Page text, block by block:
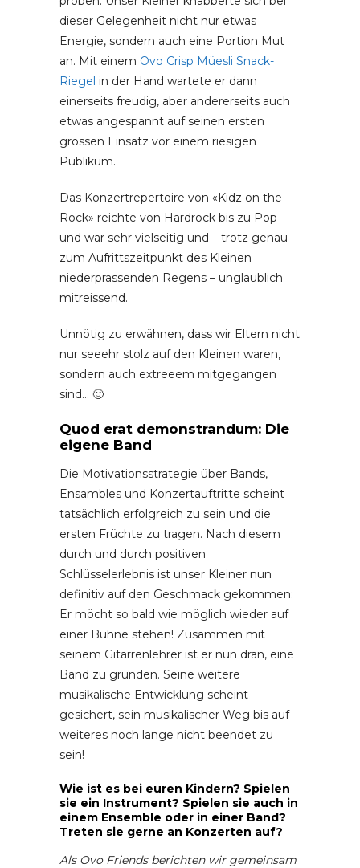
dieser Gelegenheit nicht nur etwas
Energie, sondern auch eine Portion Mut
an. Mit einem Ovo Crisp Müesli Snack-
Riegel in der Hand wartete er dann
einerseits freudig, aber andererseits auch
etwas angespannt auf seinen ersten
grossen Einsatz vor einem riesigen
Publikum.
Das Konzertrepertoire von «Kidz on the
Rock» reichte von Hardrock bis zu Pop
und war sehr vielseitig und – trotz genau
zum Aufrittszeitpunkt des Kleinen
niederprassenden Regens – unglaublich
mitreissend.
Unnötig zu erwähnen, dass wir Eltern nicht
nur seeehr stolz auf den Kleinen waren,
sondern auch extreeem mitgegangen
sind… 🙂
Quod erat demonstrandum: Die
eigene Band
Die Motivationsstrategie über Bands,
Ensambles und Konzertauftritte scheint
tatsächlich erfolgreich zu sein und die
ersten Früchte zu tragen. Nach diesem
durch und durch positiven
Schlüsselerlebnis ist unser Kleiner nun
definitiv auf den Geschmack gekommen:
Er möcht so bald wie möglich wieder auf
einer Bühne stehen! Zusammen mit
seinem Gitarrenlehrer ist er nun dran, eine
Band zu gründen. Seine weitere
musikalische Entwicklung scheint
gesichert, sein musikalischer Weg bis auf
weiteres noch lange nicht beendet zu
sein!
Wie ist es bei euren Kindern? Spielen
sie ein Instrument? Spielen sie auch in
einem Ensemble oder in einer Band?
Treten sie gerne an Konzerten auf?
Als Ovo Friends berichten wir gemeinsam